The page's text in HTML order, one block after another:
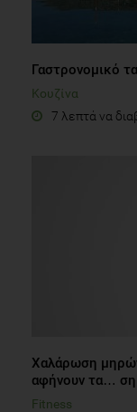
Γαστρονομικό
Κουζίνα
7 λεπτά να
Χαλάρωση
αφήνουν τα…
Fitness